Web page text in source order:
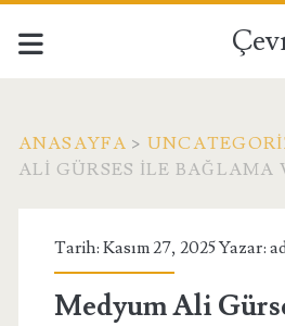
ANASAYFA >
ALI GÜRSES ILE BAĞLAMA
Tarih: Kasım 27, 2025 Yazar:
Medyum Ali